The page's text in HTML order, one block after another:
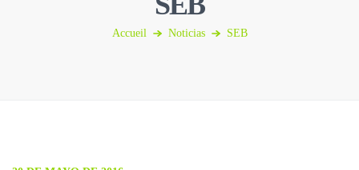
Accueil Noticias SEB